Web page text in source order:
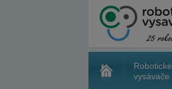
Robotické
vysávače